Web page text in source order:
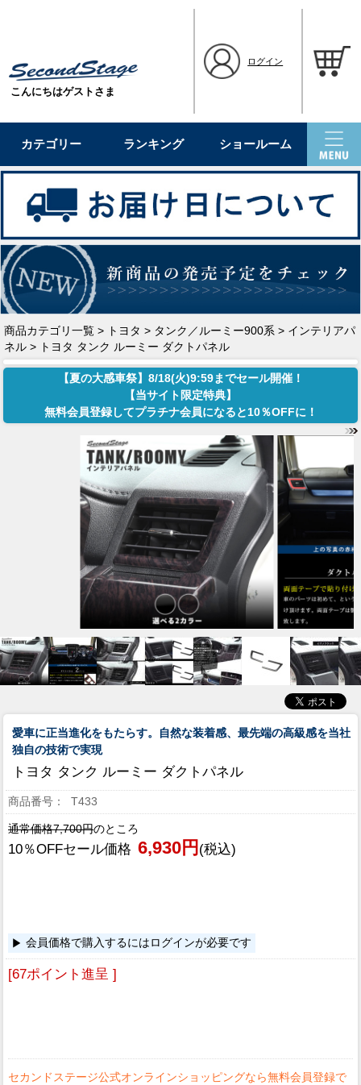
こんにちはゲストさま
ログイン
カテゴリー ランキング ショールーム
商品カテゴリ一覧 > トヨタ > タンク／ルーミー900系 > インテリアパ
ネル > トヨタ タンク ルーミー ダクトパネル
【夏の大感車祭】8/18(火)9:59までセール開催！
【当サイト限定特典】
無料会員登録してプラチナ会員になると10％OFFに！
愛車に正当進化をもたらす。自然な装着感、最先端の高級感を当社
独自の技術で実現
トヨタ タンク ルーミー ダクトパネル
T433
通常価格7,700円のところ
10％OFFセール価格 6,930円 (税込)
会員価格で購入するにはログインが必要です
[67ポイント進呈 ]